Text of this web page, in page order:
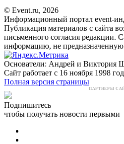
© Event.ru, 2026
Информационный портал event-
Публикация материалов с сайта
письменного согласия редакции.
информацию, не
Основатели: Андрей и Виктория
Сайт работает с 16 ноября 1998
Полная версия страницы
ПАРТНЕРЫ
Подпишитесь
чтобы получать новости первыми